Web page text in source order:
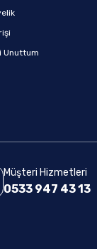
Unuttum
Müşteri Hizmetleri
0533 947 43 13